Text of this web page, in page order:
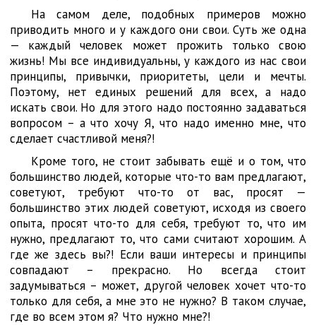
На самом деле, подобных примеров можно
приводить много и у каждого они свои. Суть же одна
— каждый человек может прожить только свою
жизнь! Мы все индивидуальны, у каждого из нас свои
принципы, привычки, приоритеты, цели и мечты.
Поэтому, нет единых решений для всех, а надо
искать свои. Но для этого надо постоянно задаваться
вопросом – а что хочу Я, что надо именно мне, что
сделает счастливой меня?!
Кроме того, не стоит забывать ещё и о том, что
большинство людей, которые что-то вам предлагают,
советуют, требуют что-то от вас, просят —
большинство этих людей советуют, исходя из своего
опыта, просят что-то для себя, требуют то, что им
нужно, предлагают то, что сами считают хорошим. А
где же здесь вы?! Если ваши интересы и принципы
совпадают – прекрасно. Но всегда стоит
задумываться – может, другой человек хочет что-то
только для себя, а мне это не нужно? В таком случае,
где во всем этом я? Что нужно мне?!